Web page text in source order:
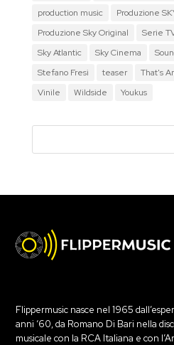
production music
Produzione
Produzione Sky Original
Serie
Sky Atlantic
Sky Cinema
Stefano Fresi
teaser That's
Vinile
Wildside Youkus
Flippermusic nasce nel 1965
anni ‘60, da Romano Di Bari nella
musicale con la RCA Italiana e con